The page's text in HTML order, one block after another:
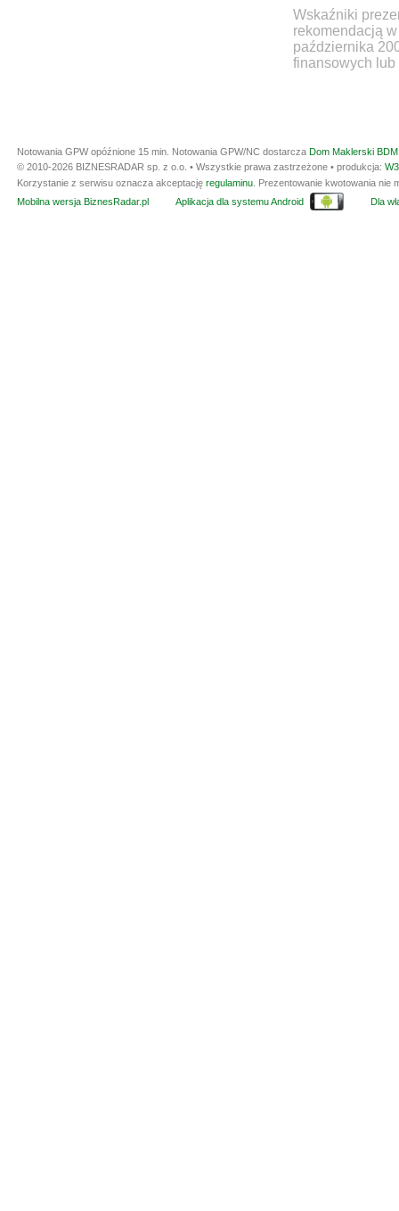
Wskaźniki
rekomendacją
października
finansowych lub
Notowania GPW opóźnione 15 min. Notowania GPW/NC dostarcza Dom Maklerski
© 2010-2026 BIZNESRADAR sp. z o.o. • Wszystkie prawa zastrzeżone • produkcja:
Korzystanie z serwisu oznacza akceptację regulaminu . Prezentowanie kwotowania
Mobilna wersja BiznesRadar.pl
Aplikacja dla systemu Android Dla